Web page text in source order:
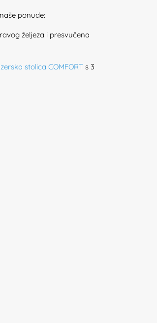
ponude:
željeza i presvučena
stolica COMFORT s 3